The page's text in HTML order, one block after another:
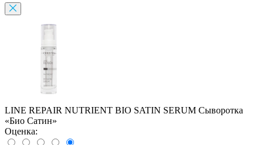
LINE REPAIR NUTRIENT BIO SATIN SERUM Сыворотка
«Био Сатин»
Оценка: